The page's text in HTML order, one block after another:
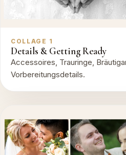
COLLAGE 1
Details & Getting Ready
Accessoires, Trauringe,
Vorbereitungsdetails.